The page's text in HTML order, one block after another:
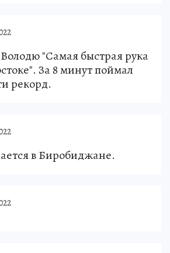
"Самая быстрая рука
За 8 минут поймал
рекорд.
в Биробиджане.